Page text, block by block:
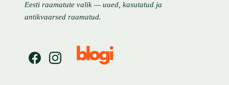
Eesti raamatute valik — uued, kasutatud ja
antikvaarsed raamatud.